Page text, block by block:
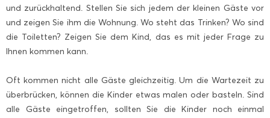
und zurückhaltend. Stellen Sie sich jedem der kleinen Gäste vor
und zeigen Sie ihm die Wohnung. Wo steht das Trinken? Wo sind
die Toiletten? Zeigen Sie dem Kind, das es mit jeder Frage zu
Ihnen kommen kann.
Oft kommen nicht alle Gäste gleichzeitig. Um die Wartezeit zu
überbrücken, können die Kinder etwas malen oder basteln. Sind
alle Gäste eingetroffen, sollten Sie die Kinder noch einmal